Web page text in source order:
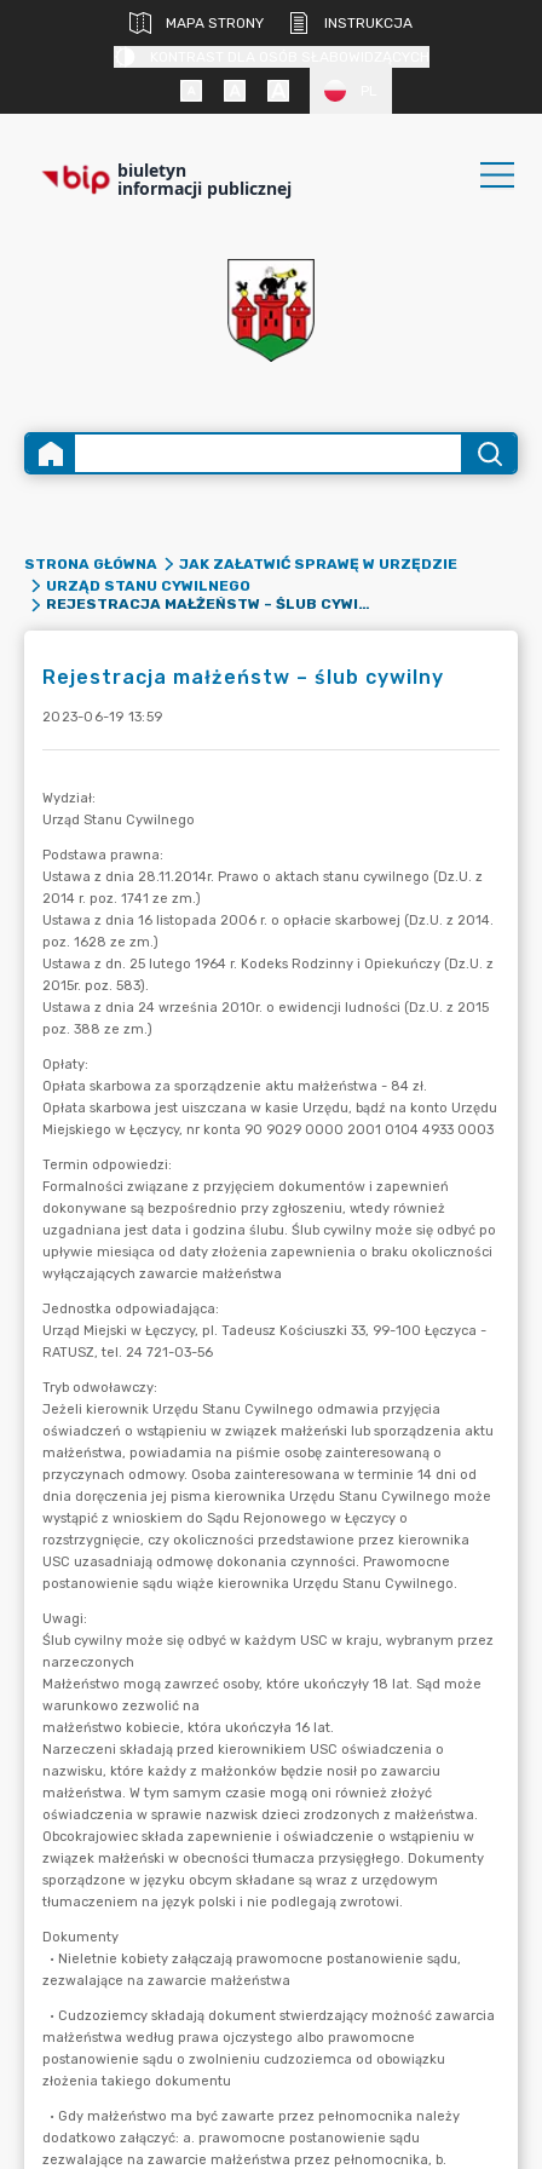
MAPA STRONY
INSTRUKCJA
biuletyn
informacji publicznej
STRONA GŁÓWNA
JAK ZAŁATWIĆ SPRAWĘ W URZĘDZIE
URZĄD STANU CYWILNEGO
REJESTRACJA MAŁŻEŃSTW – ŚLUB CYWILNY
Rejestracja małżeństw – ślub cywilny
2023-06-19 13:59